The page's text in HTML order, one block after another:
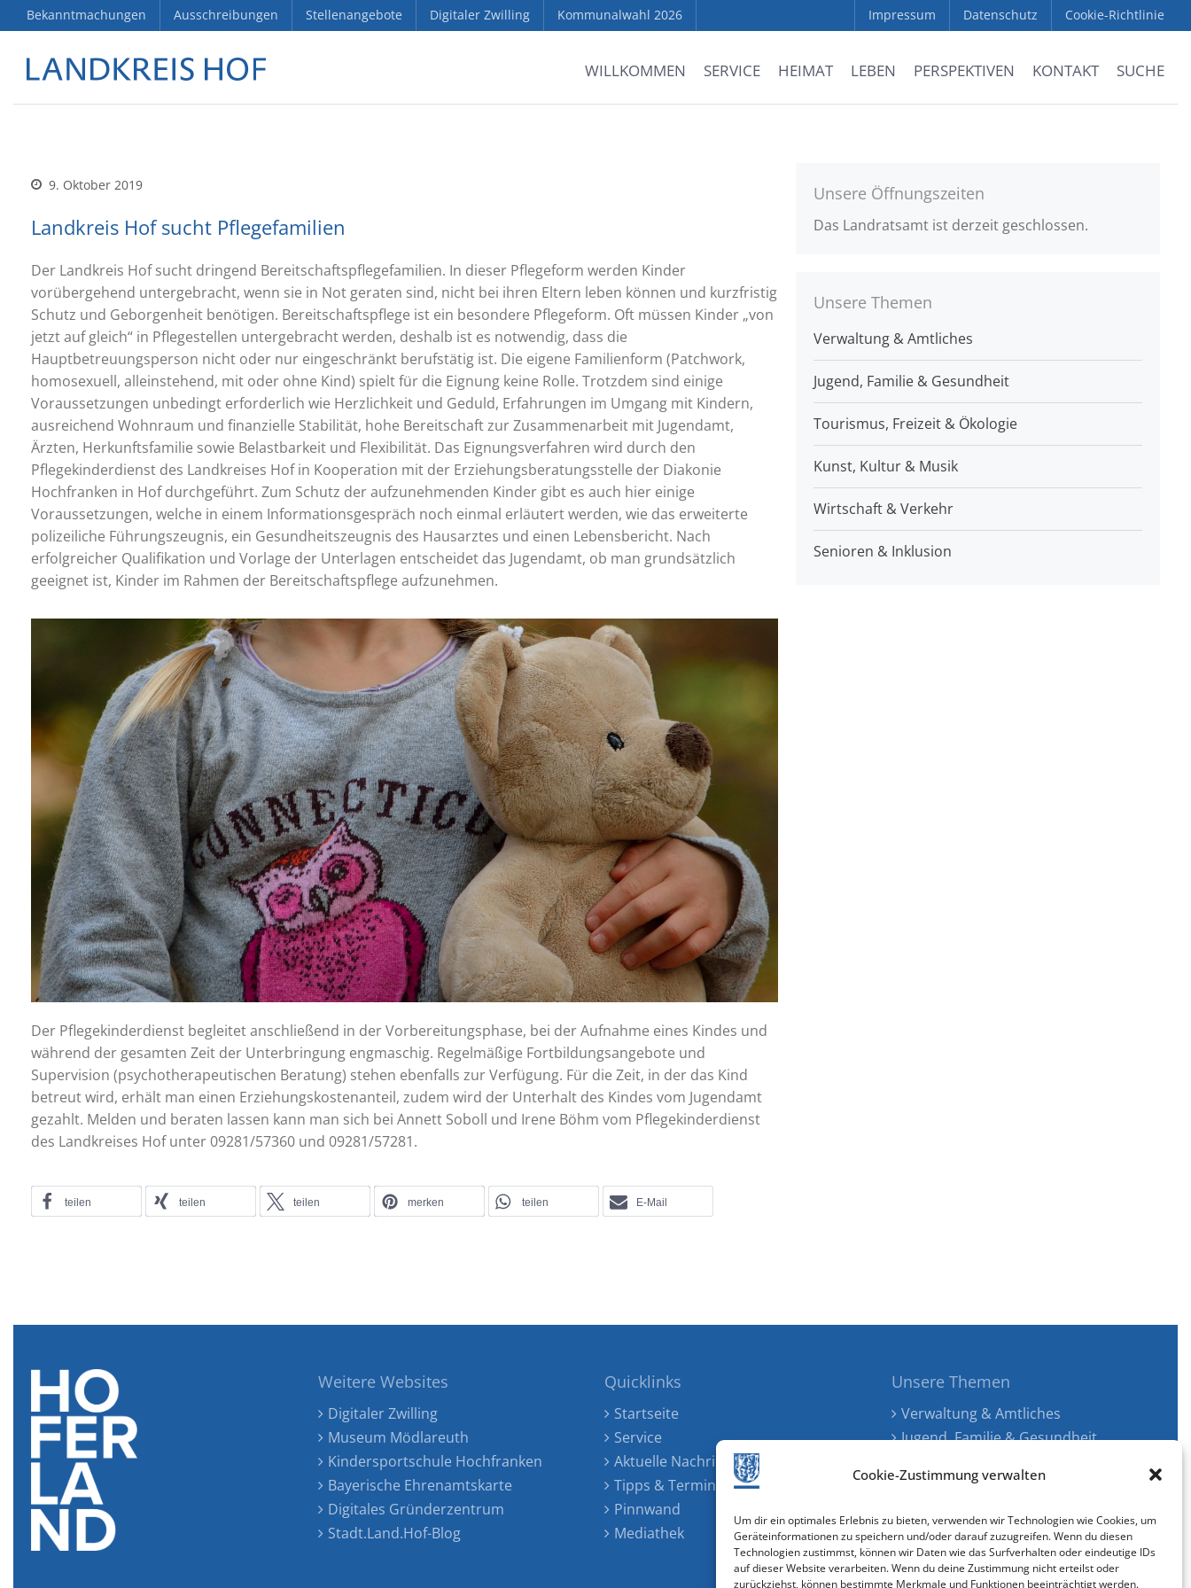
Cookie-Zustimmung verwalten
Um dir ein optimales Erlebnis zu bieten, verwenden wir Technologien wie Cookies, um
Geräteinformationen zu speichern und/oder darauf zuzugreifen. Wenn du diesen
Technologien zustimmst, können wir Daten wie das Surfverhalten oder eindeutige IDs
auf dieser Website verarbeiten. Wenn du deine Zustimmung nicht erteilst oder
zurückziehst, können bestimmte Merkmale und Funktionen beeinträchtigt werden.
Bekanntmachungen Ausschreibungen Stellenangebote Digitaler Zwilling Kommunalwahl 2026 Impressum Datenschutz Cookie-Richtlinie
WILLKOMMEN SERVICE HEIMAT LEBEN PERSPEKTIVEN KONTAKT SUCHE
9. Oktober 2019
Landkreis Hof sucht Pflegefamilien
Der Landkreis Hof sucht dringend Bereitschaftspflegefamilien. In dieser Pflegeform werden Kinder
vorübergehend untergebracht, wenn sie in Not geraten sind, nicht bei ihren Eltern leben können und kurzfristig
Schutz und Geborgenheit benötigen. Bereitschaftspflege ist ein besondere Pflegeform. Oft müssen Kinder „von
jetzt auf gleich“ in Pflegestellen untergebracht werden, deshalb ist es notwendig, dass die
Hauptbetreuungsperson nicht oder nur eingeschränkt berufstätig ist. Die eigene Familienform (Patchwork,
homosexuell, alleinstehend, mit oder ohne Kind) spielt für die Eignung keine Rolle. Trotzdem sind einige
Voraussetzungen unbedingt erforderlich wie Herzlichkeit und Geduld, Erfahrungen im Umgang mit Kindern,
ausreichend Wohnraum und finanzielle Stabilität, hohe Bereitschaft zur Zusammenarbeit mit Jugendamt,
Ärzten, Herkunftsfamilie sowie Belastbarkeit und Flexibilität. Das Eignungsverfahren wird durch den
Pflegekinderdienst des Landkreises Hof in Kooperation mit der Erziehungsberatungsstelle der Diakonie
Hochfranken in Hof durchgeführt. Zum Schutz der aufzunehmenden Kinder gibt es auch hier einige
Voraussetzungen, welche in einem Informationsgespräch noch einmal erläutert werden, wie das erweiterte
polizeiliche Führungszeugnis, ein Gesundheitszeugnis des Hausarztes und einen Lebensbericht. Nach
erfolgreicher Qualifikation und Vorlage der Unterlagen entscheidet das Jugendamt, ob man grundsätzlich
geeignet ist, Kinder im Rahmen der Bereitschaftspflege aufzunehmen.
Der Pflegekinderdienst begleitet anschließend in der Vorbereitungsphase, bei der Aufnahme eines Kindes und
während der gesamten Zeit der Unterbringung engmaschig. Regelmäßige Fortbildungsangebote und
Supervision (psychotherapeutischen Beratung) stehen ebenfalls zur Verfügung. Für die Zeit, in der das Kind
betreut wird, erhält man einen Erziehungskostenanteil, zudem wird der Unterhalt des Kindes vom Jugendamt
gezahlt. Melden und beraten lassen kann man sich bei Annett Soboll und Irene Böhm vom Pflegekinderdienst
des Landkreises Hof unter 09281/57360 und 09281/57281.
teilen teilen teilen merken teilen E-Mail
Unsere Öffnungszeiten
Das Landratsamt ist derzeit geschlossen.
Unsere Themen
Verwaltung & Amtliches
Jugend, Familie & Gesundheit
Tourismus, Freizeit & Ökologie
Kunst, Kultur & Musik
Wirtschaft & Verkehr
Senioren & Inklusion
Weitere Websites
Digitaler Zwilling
Museum Mödlareuth
Kindersportschule Hochfranken
Bayerische Ehrenamtskarte
Digitales Gründerzentrum
Stadt.Land.Hof-Blog
Quicklinks
Startseite
Service
Aktuelle Nachrichten
Tipps & Termine
Pinnwand
Mediathek
Unsere Themen
Verwaltung & Amtliches
Jugend, Familie & Gesundheit
Kunst, Kultur & Musik
Senioren & Inklusion